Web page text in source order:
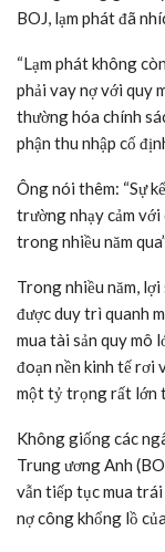
BOJ, lạm phát đã
“Lạm phát không
phải vay nợ với quy
thường hóa chính
phận thu nhập cố
Ông nói thêm: “Sự
trường nhạy cảm với
trong nhiều năm
Trong nhiều năm,
được duy trì quanh
mua tài sản quy mô
đoạn nền kinh tế rơi
một tỷ trọng rất lớn
Không giống các
Trung ương Anh
vẫn tiếp tục mua
nợ công khổng lồ